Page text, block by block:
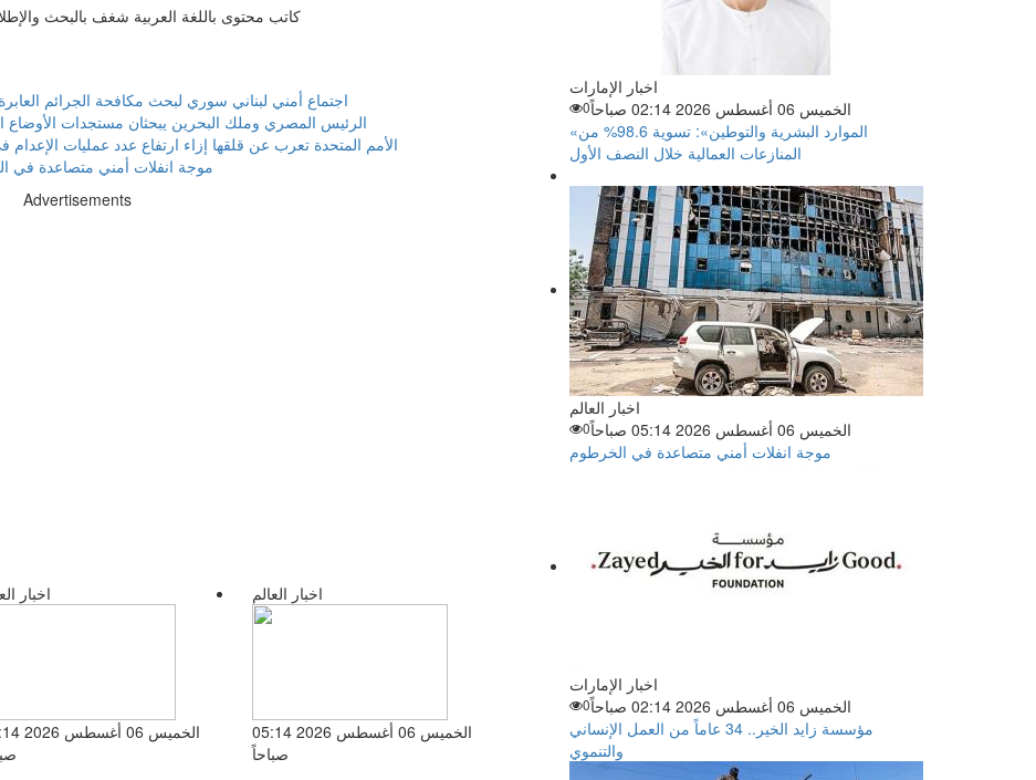
كاتب محتوى باللغة العربية شغف بالبحث
اجتماع أمني لبناني سوري لبحث مكافحة الجرائم
الرئيس المصري وملك البحرين يبحثان مستجدات الأوضاع
الأمم المتحدة تعرب عن قلقها إزاء ارتفاع عدد عمليات الإعدام
موجة انفلات أمني متصاعدة في
Advertisements
اخبار
الخميس 06
اخبار العالم
الخميس 06 أغسطس 2026 05:14
صباحاً
اخبار الإمارات
الخميس 06 أغسطس 2026 02:14 صباحاً
0
«الموارد البشرية والتوطين»: تسوية 98.6% من
المنازعات العمالية خلال النصف الأول
اخبار العالم
الخميس 06 أغسطس 2026 05:14 صباحاً
0
موجة انفلات أمني متصاعدة في الخرطوم
اخبار الإمارات
الخميس 06 أغسطس 2026 02:14 صباحاً
0
مؤسسة زايد الخير.. 34 عاماً من العمل الإنساني
والتنموي